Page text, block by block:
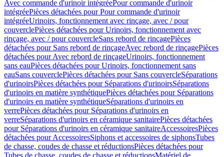
Avec commande d'urinoir intégréePour commande d'urinoir
intégréePièces détachées pour Pour commande d'urinoir
intégréeUrinoirs, fonctionnement avec rinçage, avec / pour
couverclePièces détachées pour Urinoirs, fonctionnement avec
rinçage, avec / pour couvercleSans rebord de rinçagePièces
détachées pour Sans rebord de rinçageAvec rebord de rinçagePièces
détachées pour Avec rebord de rinçageUrinoirs, fonctionnement
sans eauPièces détachées pour Urinoirs, fonctionnement sans
eauSans couverclePièces détachées pour Sans couvercleSéparations
d'urinoirsPièces détachées pour Séparations d'urinoirsSéparations
d'urinoirs en matière synthétiquePièces détachées pour Séparations
d'urinoirs en matière synthétiqueSéparations d'urinoirs en
verrePièces détachées pour Séparations d'urinoirs en
verreSéparations d'urinoirs en céramique sanitairePièces détachées
pour Séparations d'urinoirs en céramique sanitaireAccessoiresPièces
détachées pour AccessoiresSiphons et accessoires de siphonsTubes
de chasse, coudes de chasse et réductionsPièces détachées pour
Tubes de chasse, coudes de chasse et réductionsMatériel de